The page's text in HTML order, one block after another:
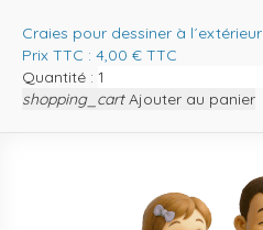
Craies pour dessiner à l´extérieur
Prix TTC : 4,00 € TTC
Quantité :
shopping_cart Ajouter au panier